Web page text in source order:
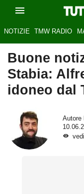
NOTIZIE TMW RADIO
Buone
Stabia:
idoneo dal
Autore